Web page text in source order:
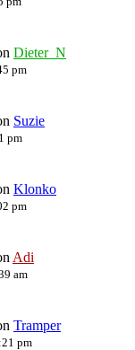
Dieter_N
pm
Suzie
pm
Klonko
pm
Adi
am
Tramper
pm